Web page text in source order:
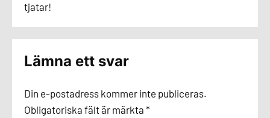
tjatar!
Lämna ett svar
Din e-postadress kommer inte publiceras.
Obligatoriska fält är märkta *